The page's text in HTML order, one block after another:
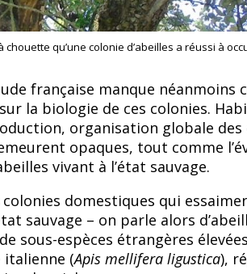
chouette qu’une colonie d’abeilles a réussi à
française manque néanmoins
la biologie de ces colonies.
organisation globale des
opaques, tout comme
vivant à l’état sauvage.
colonies domestiques qui
sauvage – on parle alors
sous-espèces étrangères
italienne (Apis mellifera ligustica),